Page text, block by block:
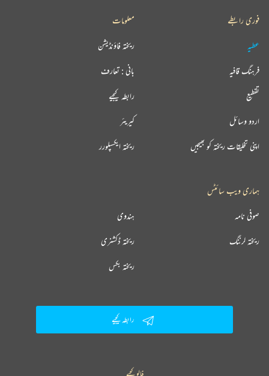
فوری رابطے
عطیہ
فرہنگ قافیہ
تقطیع
اردو وسائل
اپنی تخلیقات ریختہ کو بھیجیں
معلومات
ریختہ فاؤنڈیشن
بانی : تعارف
رابطہ کیجیے
کیریئر
ریختہ ایکسپلورر
ہماری ویب سائٹس
ہندوی صوفی نامہ
ریختہ ڈکشنری ریختہ لرننگ
ریختہ بکس
رابطہ کیجیے
فالو کیجیے